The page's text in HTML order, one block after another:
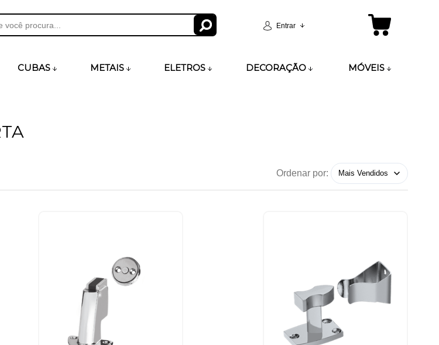
Entrar
CUBAS METAIS ELETROS DECORAÇÃO MÓVEIS
Ordenar por: